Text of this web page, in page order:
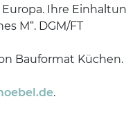
Ihre
M“. DGM/FT
Bauformat Küchen.
.